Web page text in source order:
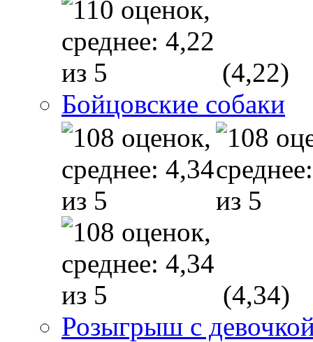
(4,22)
Бойцовские собаки
(4,34)
Розыгрыш с